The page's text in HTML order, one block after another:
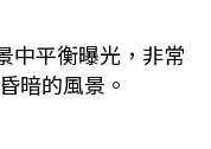
中平衡曝光，非常
暗的風景。